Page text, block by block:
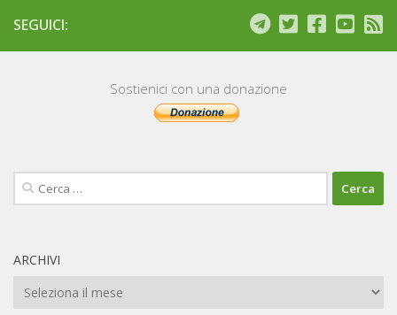
SEGUICI:
Sostienici con una donazione
Ricerca
per:
ARCHIVI
Archivi